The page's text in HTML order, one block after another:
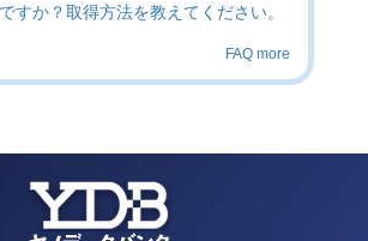
すか？取得方法を教えてください。
FAQ more